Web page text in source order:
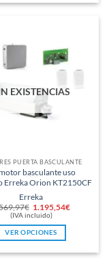
variantes.
se
pueden
elegir
de
producto
EXISTENCIAS
PUERTA BASCULANTE
basculante uso
Erreka Orion KT2150CF
Erreka
€ El
precio
original
era:
1.569,97€.
1.195,54€El
precio
(IVA incluido)
VER OPCIONES